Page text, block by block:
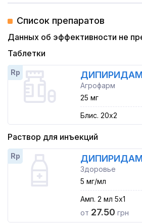
Список препаратов
Данных об эффективности не
Таблетки
Rp
Агрофарм
25 мг
Блис. 20x2
Раствор для инъекций
Rp
Здоровье
5 мг/мл
Амп. 2 мл 5x1
от 27.50 грн